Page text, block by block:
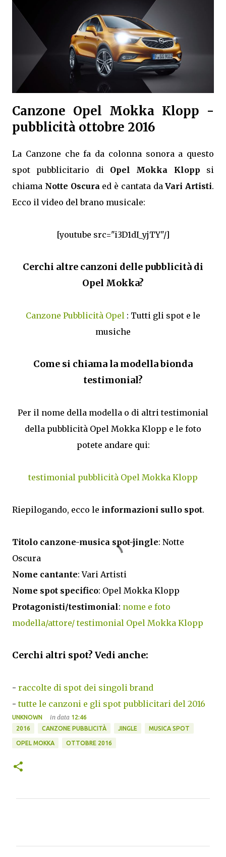
Canzone Opel Mokka Klopp -
pubblicità ottobre 2016
La Canzone che fa da colonna sonora a questo
spot pubblicitario di Opel Mokka Klopp si
chiama Notte Oscura ed è cantata daVari Artisti.
Ecco il video del brano musicale:
[youtube src="i3D1dI_yjTY"/]
Cerchi altre canzoni delle pubblicità di
Opel Mokka?
Canzone Pubblicità Opel : Tutti gli spot e le
musiche
Come si chiama la modella bionda
testimonial?
Per il nome della modella o di altri testimonial
della pubblicità Opel Mokka Klopp e le foto
potete andare qui:
testimonial pubblicità Opel Mokka Klopp
Riepilogando, ecco le informazioni sullo spot.
Titolo canzone-musica spot-jingle: Notte
Oscura
Nome cantante: Vari Artisti
Nome spot specifico: Opel Mokka Klopp
Protagonisti/testimonial: nome e foto
modella/attore/ testimonial Opel Mokka Klopp
Cerchi altri spot? Vedi anche:
- raccolte di spot dei singoli brand
-tutte le canzoni e gli spot pubblicitari del 2016
UNKNOWN in data 12:46
2016
CANZONE PUBBLICITÀ JINGLE MUSICA SPOT
OPEL MOKKA OTTOBRE 2016